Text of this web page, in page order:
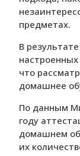
предметах.
В
что
домашнее
По данным
году
домашнем
их